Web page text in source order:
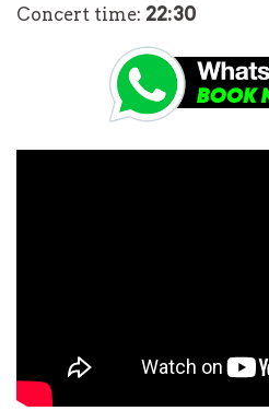
Concert time: 22:30